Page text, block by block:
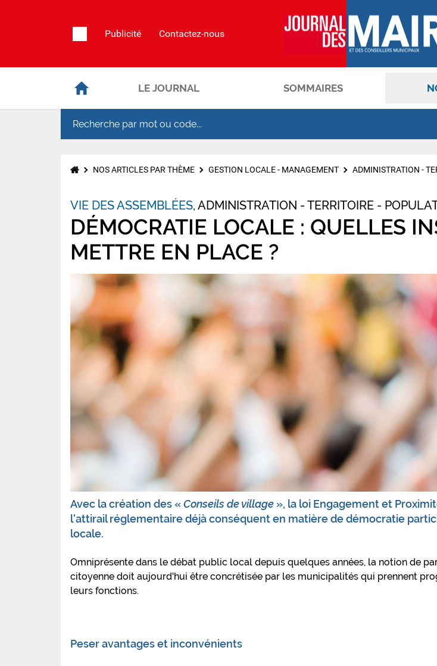
Publicité Contactez-nous
LE JOURNAL SOMMAIRES
NOS ARTICLES PAR THÈME GESTION LOCALE - MANAGEMENT ADMINISTRATION -
VIE DES ASSEMBLÉES ADMINISTRATION - TERRITOIRE -
DÉMOCRATIE LOCALE : QUELLES
METTRE EN PLACE ?
Avec la création des «Conseils de village », la loi Engagement et
l'attirail réglementaire déjà conséquent en matière de démocratie
locale.
Omniprésente dans le débat public local depuis quelques années, la notion de
citoyenne doit aujourd'hui être concrétisée par les municipalités qui prennent
leurs fonctions.
Peser avantages et inconvénients